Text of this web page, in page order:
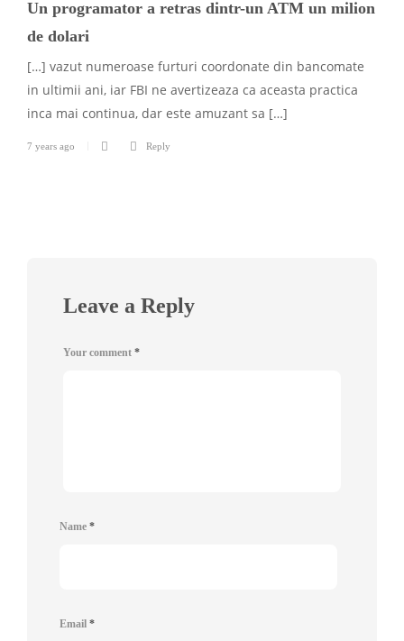
Un programator a retras dintr-un ATM un milion
de dolari
[…] vazut numeroase furturi coordonate din bancomate
in ultimii ani, iar FBI ne avertizeaza ca aceasta practica
inca mai continua, dar este amuzant sa […]
7 years ago Reply
Leave a Reply
Your comment *
Name *
Email *